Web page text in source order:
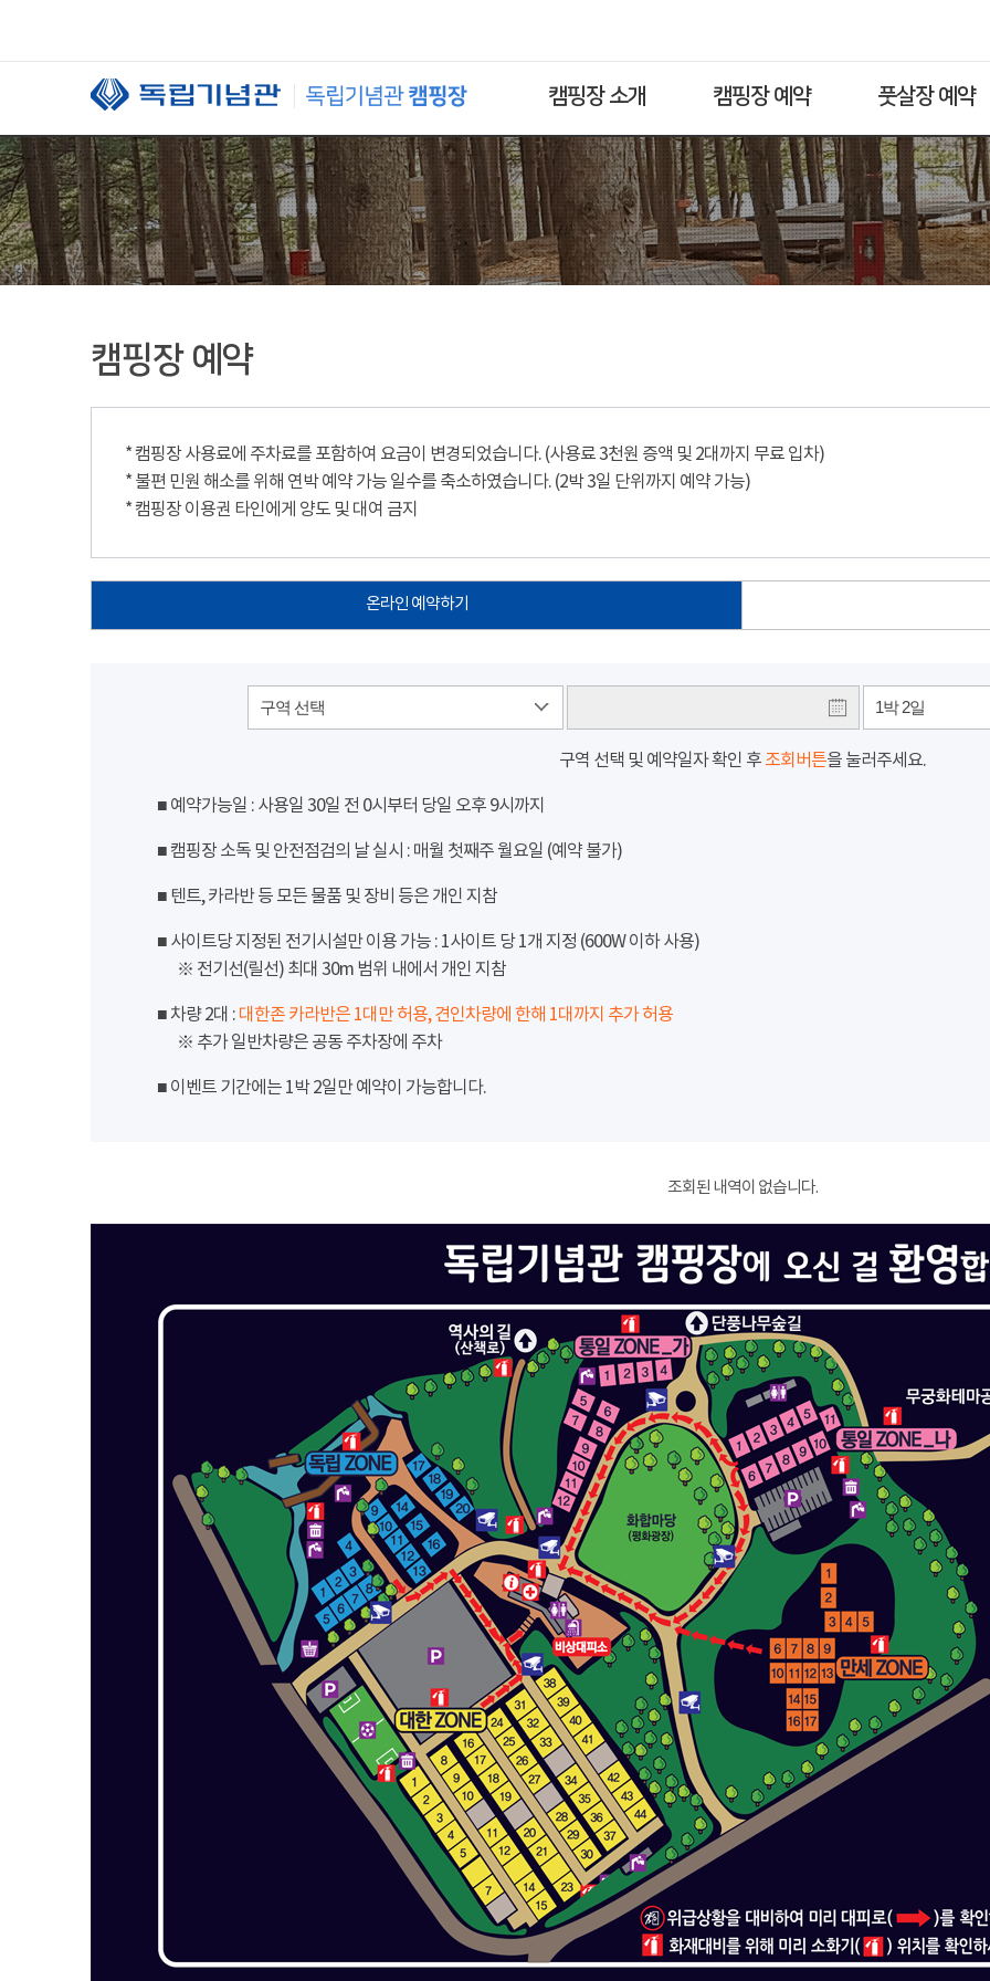
캠핑장 소개 캠핑장 예약 풋살장 예약
캠핑장 예약
* 캠핑장 사용료에 주차료를 포함하여 요금이 변경되었습니다. (사용료 3천원 증액 및 2대까지 무료 입차)
* 불편 민원 해소를 위해 연박 예약 가능 일수를 축소하였습니다. (2박 3일 단위까지 예약 가능)
* 캠핑장 이용권 타인에게 양도 및 대여 금지
온라인 예약하기
구역 선택 1박 2일
구역 선택 및 예약일자 확인 후 조회버튼을 눌러주세요.
■ 예약가능일 : 사용일 30일 전 0시부터 당일 오후 9시까지
■ 캠핑장 소독 및 안전점검의 날 실시 : 매월 첫째주 월요일 (예약 불가)
■ 텐트, 카라반 등 모든 물품 및 장비 등은 개인 지참
■ 사이트당 지정된 전기시설만 이용 가능 : 1사이트 당 1개 지정 (600W 이하 사용)
※ 전기선(릴선) 최대 30m 범위 내에서 개인 지참
■ 차량 2대 : 대한존 카라반은 1대만 허용, 견인차량에 한해 1대까지 추가 허용
※ 추가 일반차량은 공동 주차장에 주차
■ 이벤트 기간에는 1박 2일만 예약이 가능합니다.
조회된 내역이 없습니다.